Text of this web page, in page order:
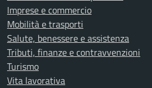
Imprese e commercio
Mobilità e trasporti
Salute, benessere e assistenza
Tributi, finanze e contravvenzioni
Turismo
Vita lavorativa